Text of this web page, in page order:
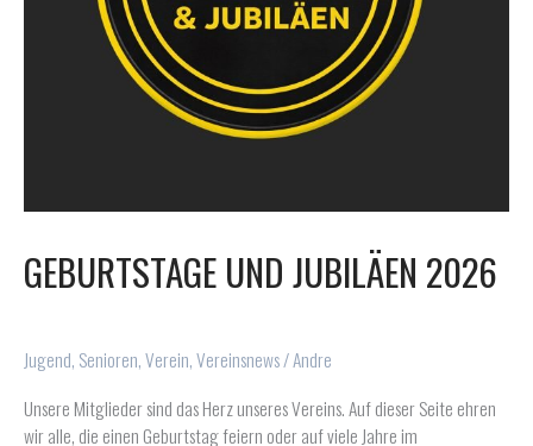
GEBURTSTAGE UND JUBILÄEN 2026
Jugend, Senioren,Verein,Vereinsnews/Andre
Unsere Mitglieder sind das Herz unseres Vereins. Auf dieser Seite ehren
wir alle, die einen Geburtstag feiern oder auf viele Jahre im